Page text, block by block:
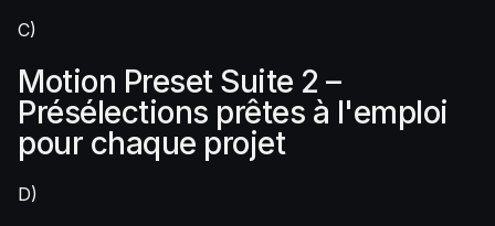
C)
Motion Preset Suite 2 –
Présélections prêtes à l'emploi
pour chaque projet
D)